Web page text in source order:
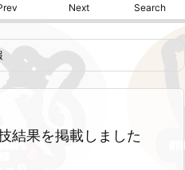
Next Search
結果を掲載しました